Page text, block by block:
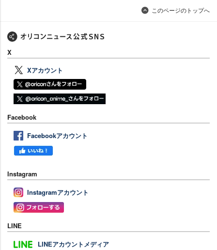
このページのトップへ
X
Xアカウント
Facebook
Facebookアカウント
Instagram
Instagramアカウント
LINE
LINEアカウントメディア